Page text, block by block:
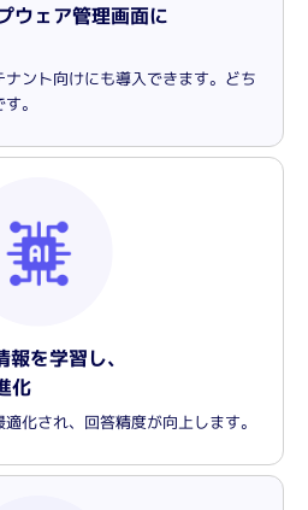
ウェア管理画面に
ント向けにも導入できます。どち
。
を学習し、
化
化され、回答精度が向上します。